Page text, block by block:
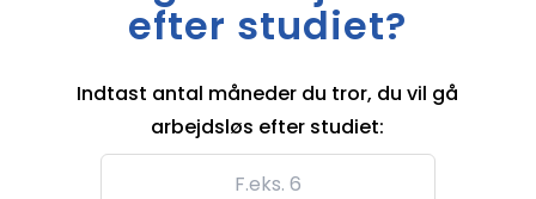
efter studiet?
Indtast antal måneder du tror, du vil gå
arbejdsløs efter studiet: